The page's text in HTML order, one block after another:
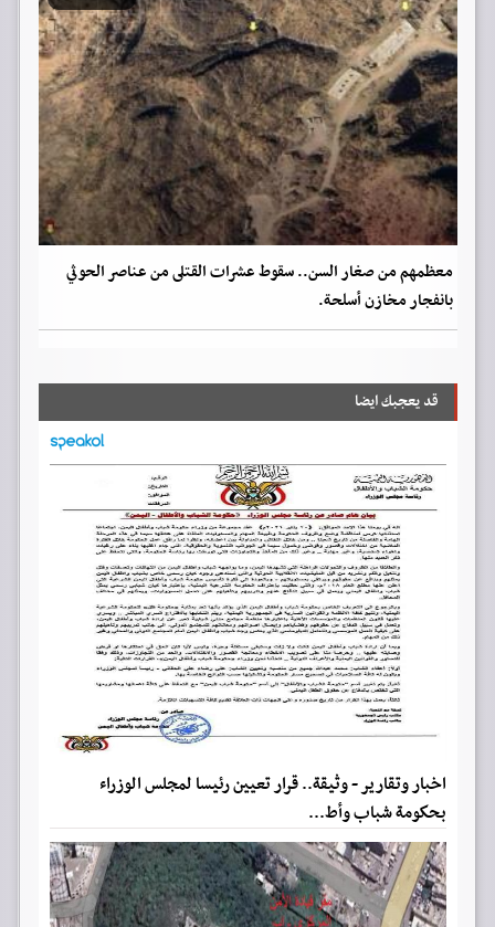
معظمهم من صغار السن.. سقوط عشرات القتلى من عناصر الحوثي
بانفجار مخازن أسلحة.
قد يعجبك ايضا
اخبار وتقارير - وثيقة.. قرار تعيين رئيسا لمجلس الوزراء
بحكومة شباب وأط...